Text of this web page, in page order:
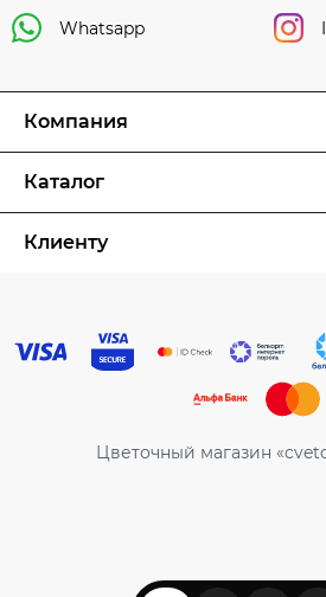
Whatsapp
Компания
Каталог
Клиенту
Цветочный магазин